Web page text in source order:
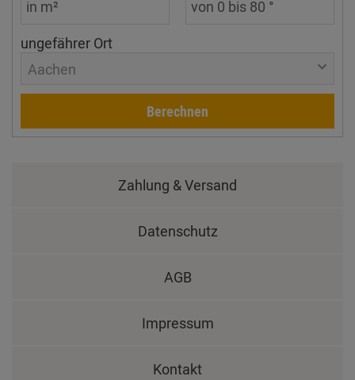
ungefährer Ort
Aachen
Berechnen
Zahlung & Versand
Datenschutz
AGB
Impressum
Kontakt